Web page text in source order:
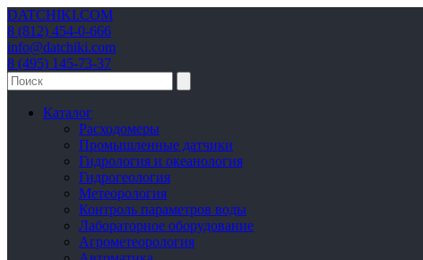
DATCHIKI.COM
8 (812) 454-0-666
info@datchiki.com
8 (495) 145-73-37
Каталог
Расходомеры
Промышленные датчики
Гидрология и океанология
Гидрогеология
Метеорология
Контроль параметров воды
Лабораторное оборудование
Агрометеорология